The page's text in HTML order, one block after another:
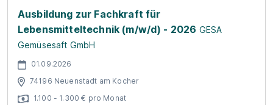
Ausbildung zur Fachkraft für
Lebensmitteltechnik (m/w/d) - 2026 GESA
Gemüsesaft GmbH
01.09.2026
74196 Neuenstadt am Kocher
1.100 - 1.300 € pro Monat